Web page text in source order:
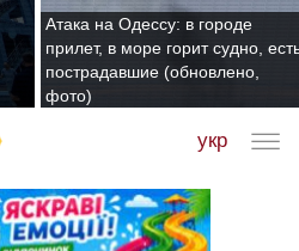
Атака на Одессу: в городе
прилет, в море горит судно,
пострадавшие (обновлено,
фото)
укр